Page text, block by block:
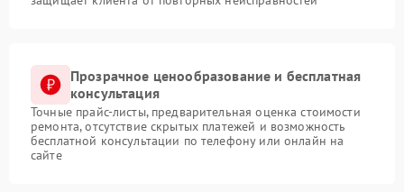
Прозрачное ценообразование и бесплатная
консультация
Точные прайс-листы, предварительная оценка стоимости
ремонта, отсутствие скрытых платежей и возможность
бесплатной консультации по телефону или онлайн на
сайте